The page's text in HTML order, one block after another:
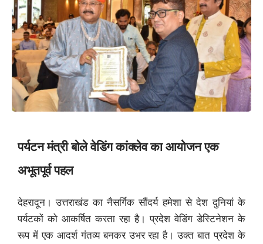
पर्यटन मंत्री बोले वेडिंग कांक्लेव का आयोजन एक
अभूतपूर्व पहल
देहरादून। उत्तराखंड का नैसर्गिक सौंदर्य हमेशा से देश दुनियां के
पर्यटकों को आकर्षित करता रहा है। प्रदेश वेडिंग डेस्टिनेशन के
रूप में एक आदर्श गंतव्य बनकर उभर रहा है। उक्त बात प्रदेश के